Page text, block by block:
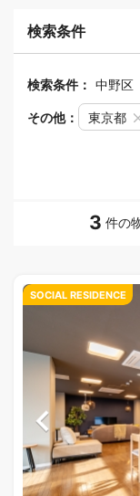
検索条件
検索条件： 中野区
その他： 東京都
3 件の
SOCIAL RESIDENCE